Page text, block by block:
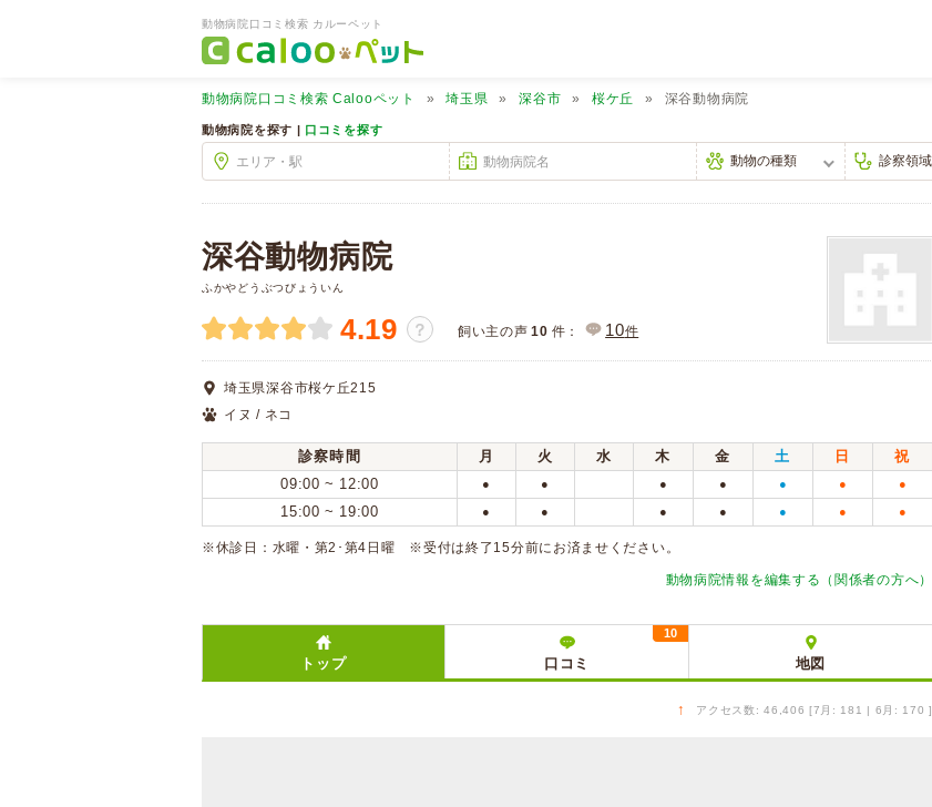
動物病院口コミ検索 カルーペット
動物病院口コミ検索 Calooペット 埼玉県 深谷市 桜ケ丘 深谷動物病院
動物病院を探す | 口コミを探す
深谷動物病院
ふかやどうぶつびょういん
4.19 ？ 飼い主の声 10 件： 10件
埼玉県深谷市桜ケ丘215
イヌ / ネコ
診察時間 月 火 水 木 金 土 日
祝
09:00 ~ 12:00
● ● ● ● ● ● ●
15:00 ~ 19:00 ● ● ● ● ● ● ●
※休診日：水曜・第2･第4日曜 ※受付は終了15分前にお済ませください。
動物病院情報を編集する（関係者の方へ）
トップ 口コミ
10
地図
↑ アクセス数: 46,406 [7月: 181 | 6月: 170 ]